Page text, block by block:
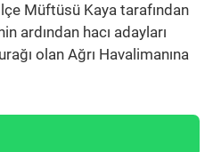
Müftüsü Kaya tarafından
ardından hacı adayları
olan Ağrı Havalimanına